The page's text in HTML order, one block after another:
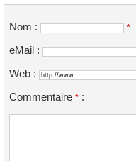
Nom : *
eMail :
Web :
Commentaire * :